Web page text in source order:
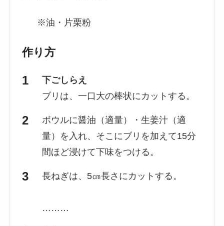
※油・片栗粉
作り方
下ごしらえ
ブリは、一口大の棒状にカットする。
ボウルに醤油（適量）・生姜汁（適
量）を入れ、そこにブリを加えて15分
間ほど浸けて下味をつける。
長ねぎは、5㎝長さにカットする。
………